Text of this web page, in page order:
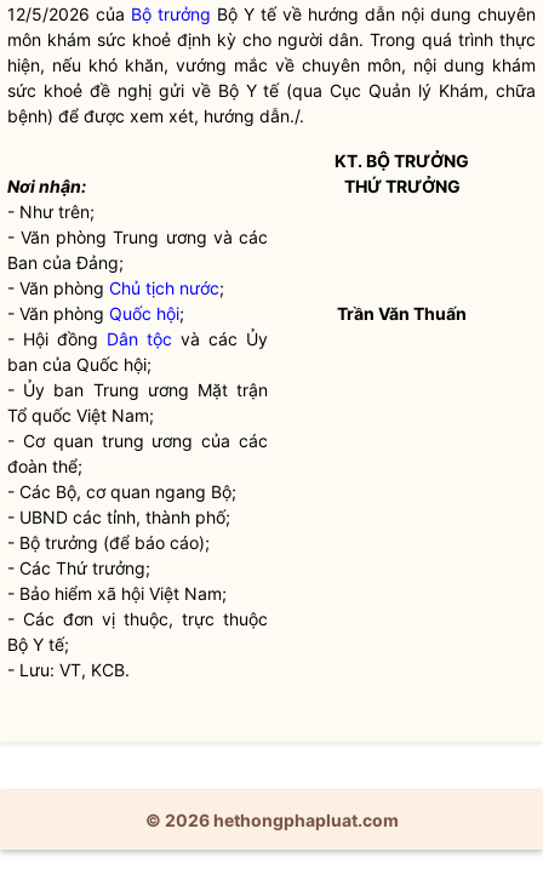
12/5/2026 của Bộ trưởng Bộ Y tế về hướng dẫn nội dung chuyên
môn khám sức khoẻ định kỳ cho người dân. Trong quá trình thực
hiện, nếu khó khăn, vướng mắc về chuyên môn, nội dung khám
sức khoẻ đề nghị gửi về Bộ Y tế (qua Cục Quản lý Khám, chữa
bệnh) để được xem xét, hướng dẫn./.
Nơi nhận:
- Như trên;
- Văn phòng Trung ương và các
Ban của Đảng;
- Văn phòng Chủ tịch nước;
- Văn phòng Quốc hội;
- Hội đồng Dân tộc và các Ủy
ban của Quốc hội;
- Ủy ban Trung ương Mặt trận
Tổ quốc Việt Nam;
- Cơ quan trung ương của các
đoàn thể;
- Các Bộ, cơ quan ngang Bộ;
- UBND các tỉnh, thành phố;
- Bộ trưởng (để báo cáo);
- Các Thứ trưởng;
- Bảo hiểm xã hội Việt Nam;
- Các đơn vị thuộc, trực thuộc
Bộ Y tế;
- Lưu: VT, KCB.
KT.BỘ TRƯỞNG
THỨ TRƯỞNG
Trần Văn Thuấn
© 2026 hethongphapluat.com